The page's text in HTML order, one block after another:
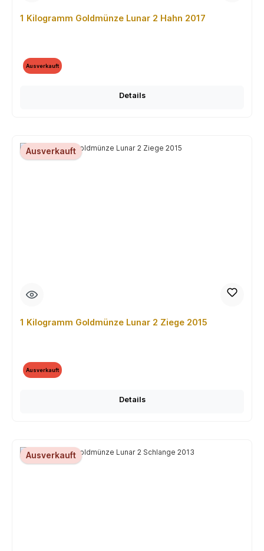
1 Kilogramm Goldmünze Lunar 2 Hahn 2017
Ausverkauft
Details
Ausverkauft
1 Kilogramm Goldmünze Lunar 2 Ziege 2015
Ausverkauft
Details
Ausverkauft